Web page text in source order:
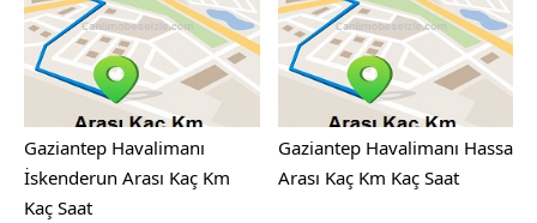
Gaziantep Havalimanı
İskenderun Arası Kaç Km
Kaç Saat
Gaziantep Havalimanı Hassa
Arası Kaç Km Kaç Saat